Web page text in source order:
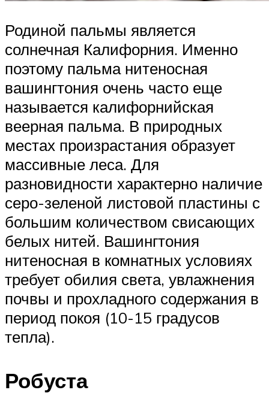
Родиной пальмы является
солнечная Калифорния. Именно
поэтому пальма нитеносная
вашингтония очень часто еще
называется калифорнийская
веерная пальма. В природных
местах произрастания образует
массивные леса. Для
разновидности характерно наличие
серо-зеленой листовой пластины с
большим количеством свисающих
белых нитей. Вашингтония
нитеносная в комнатных условиях
требует обилия света, увлажнения
почвы и прохладного содержания в
период покоя (10-15 градусов
тепла).
Робуста